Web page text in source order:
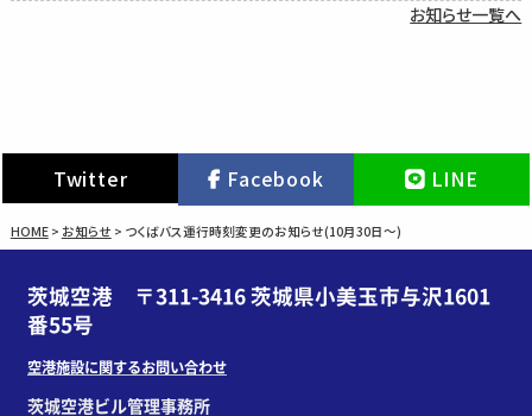
お知らせ一覧へ
Twitter Facebook LINE
HOME> お知らせ > つくばバス運行時刻変更のお知らせ(10月30日～)
茨城空港 〒311-3416 茨城県小美玉市与沢1601
番55号
空港施設に関するお問い合わせ
茨城空港ビル管理事務所